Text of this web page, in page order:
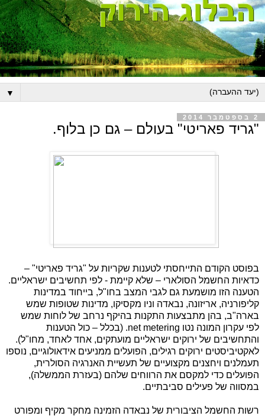
▼
2 בספטמבר 2014
"גריד פאריטי" בעולם – גם כן בלוף.
בפוסט הקודם התייחסתי לטענות שקריות על "גריד פאריטי" –
כדאיות החשמל הסולארי – שלא קיימת - לפי תחשיבים ישראליים.
הטענה הזו מושמעת גם לגבי המצב בחו"ל, בייחוד במדינות
קליפורניה, אריזונה, נבאדה וניו מקסיקו, מדינות שטופות שמש
בארה"ב, בהן מתבצעות התקנות בהיקף נרחב של לוחות שמש
לפי עקרון המונה נטו net metering. (בכלל – כול הטענות
והתחשיבים של ירוקים ישראליים מועתקים, אחד לאחד, מחו"ל).
לאקטיביסטים ירוקים רגילים, הפועלים ממניעים אידאולוגיים, נוספו
תעמלנים ויחצנים מקצועיים של תעשיית האנרגיה הסולרית,
הפועלים כדי למקסם את הרווחים שלהם (בעזרת הממשלה),
במסווה של פעילים סביבתיים.
רשות החשמל הציבורית של נבאדה הזמינה מחקר מקיף ומפורט